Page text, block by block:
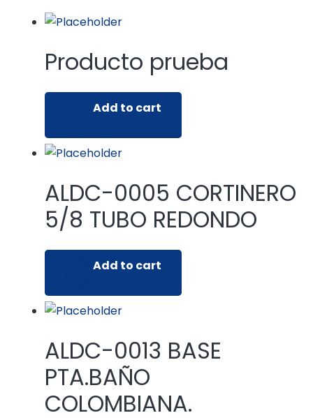
Producto prueba
Add to cart
ALDC-0005 CORTINERO
5/8 TUBO REDONDO
Add to cart
ALDC-0013 BASE
PTA.BAÑO
COLOMBIANA.